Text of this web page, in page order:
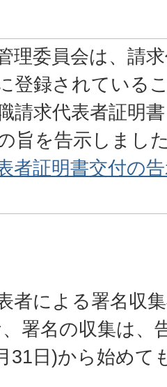
理委員会は、請
登録されている
請求代表者証明
旨を告示しまし
者証明書交付の
者による署名収
署名の収集は、
31日)から始めて